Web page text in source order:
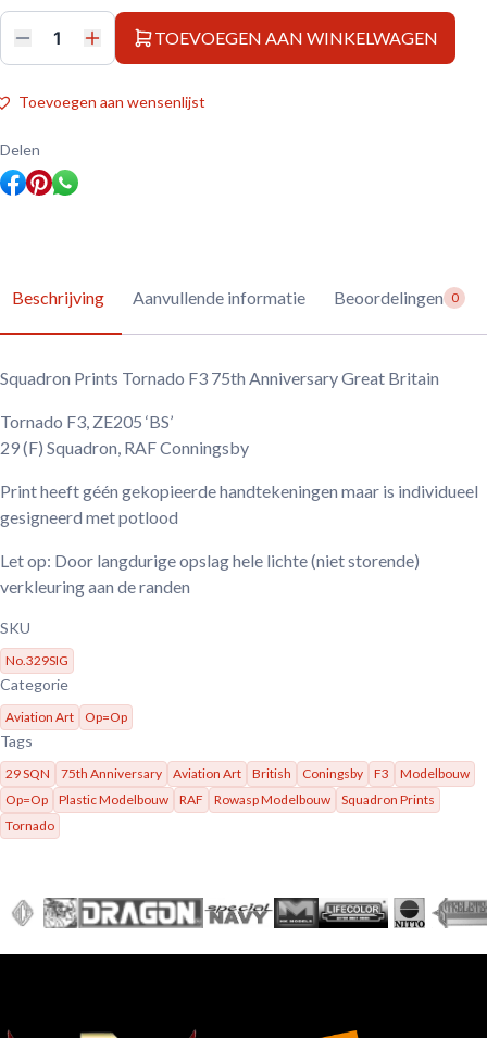
Squadron
Prints
F3
75th
Great
Britain
aantal
TOEVOEGEN AAN WINKELWAGEN
Toevoegen aan wensenlijst
Delen
Beschrijving Aanvullende informatie Beoordelingen 0
Squadron Prints Tornado F3 75th Anniversary Great Britain
Tornado F3, ZE205 ‘BS’
29 (F) Squadron, RAF Conningsby
Print heeft géén gekopieerde handtekeningen maar is individueel
gesigneerd met potlood
Let op: Door langdurige opslag hele lichte (niet storende)
verkleuring aan de randen
SKU
No.329SIG
Categorie
Aviation Art Op=Op
Tags
29 SQN 75th Anniversary Aviation Art British Coningsby F3
Modelbouw
Op=Op
Plastic Modelbouw RAF Rowasp Modelbouw
Squadron Prints
Tornado